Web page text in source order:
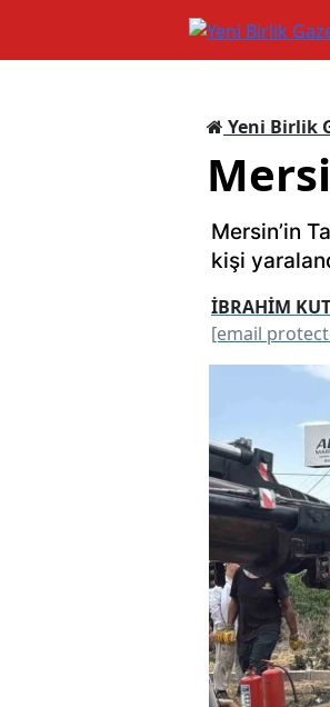
Yeni Birlik
Mersin’in
kişi
İBRAHİM
[email